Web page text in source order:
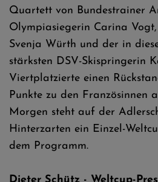
Quartett von Bundestrainer
Olympiasiegerin Carina
Svenja Würth und der in
stärksten DSV-Skispringerin
Viertplatzierte einen
Punkte zu den Französinnen
Morgen steht auf der
Hinterzarten ein Einzel-
dem Programm.